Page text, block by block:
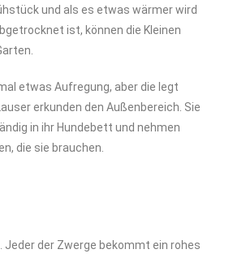
und als es etwas wärmer wird
ist, können die Kleinen
etwas Aufregung, aber die legt
erkunden den Außenbereich. Sie
in ihr Hundebett und nehmen
die sie brauchen.
Jeder der Zwerge bekommt ein rohes